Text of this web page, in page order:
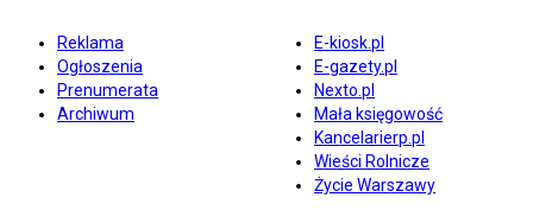
Reklama
Ogłoszenia
Prenumerata
Archiwum
E-kiosk.pl
E-gazety.pl
Nexto.pl
Mała księgowość
Kancelarierp.pl
Wieści Rolnicze
Życie Warszawy